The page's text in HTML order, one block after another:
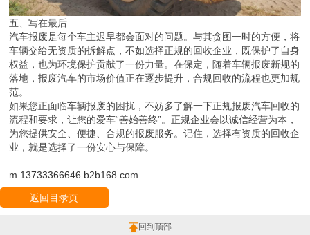
五、写在最后
汽车报废是每个车主迟早都会面对的问题。与其贪图一时的方便，将
车辆交给无资质的拆解点，不如选择正规的回收企业，既保护了自身
权益，也为环境保护贡献了一份力量。在保定，随着车辆报废新规的
落地，报废汽车的市场价值正在逐步提升，合规回收的流程也更加规
范。
如果您正面临车辆报废的困扰，不妨多了解一下正规报废汽车回收的
流程和要求，让您的爱车“善始善终”。正规企业会以诚信经营为本，
为您提供安全、便捷、合规的报废服务。记住，选择有资质的回收企
业，就是选择了一份安心与保障。
m.13733366646.b2b168.com
返回目录页
回到顶部